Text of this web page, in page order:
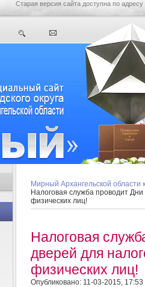
Старая версия сайта доступна по адресу
Мирный Архангельской области
Налоговая служба проводит
физических лиц!
Налоговая
дверей для
физических лиц!
Опубликовано: 11-03-2015, 17:53